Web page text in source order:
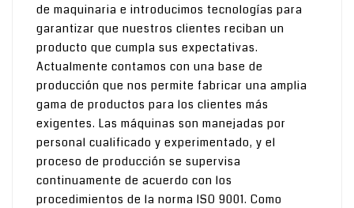
de maquinaria e introducimos tecnologías para
garantizar que nuestros clientes reciban un
producto que cumpla sus expectativas.
Actualmente contamos con una base de
producción que nos permite fabricar una amplia
gama de productos para los clientes más
exigentes. Las máquinas son manejadas por
personal cualificado y experimentado, y el
proceso de producción se supervisa
continuamente de acuerdo con los
procedimientos de la norma ISO 9001. Como